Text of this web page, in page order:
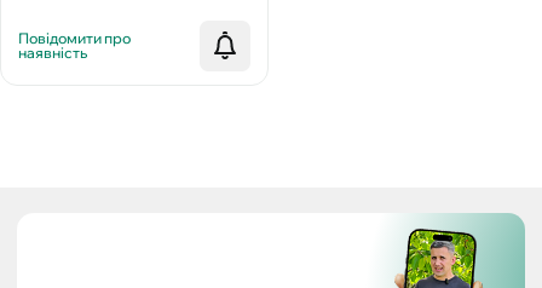
Повідомити про
наявність